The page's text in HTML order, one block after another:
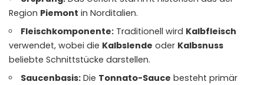
Region Piemont in Norditalien.
Fleischkomponente: Traditionell wird Kalbfleisch
verwendet, wobei die Kalbslende oder Kalbsnuss
beliebte Schnittstücke darstellen.
Saucenbasis: Die Tonnato-Sauce besteht primär